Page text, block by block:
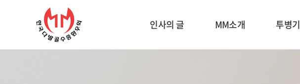
인사의 글 MM소개 투병기